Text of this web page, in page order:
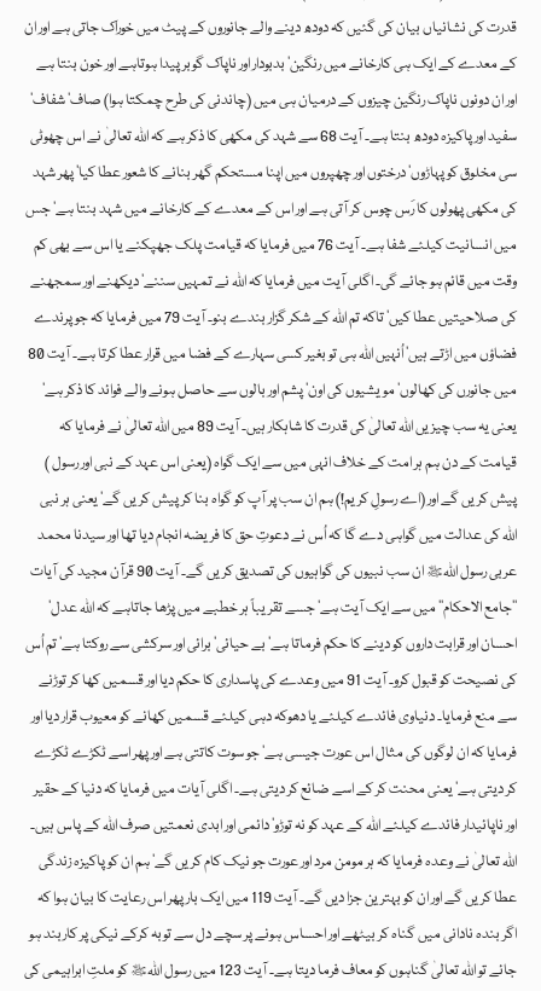
قدرت کی نشانیاں بیان کی گئیں کہ دودھ دینے والے جانوروں کے پیٹ میں خوراک جاتی ہے اور ان
کے معدے کے ایک ہی کارخانے میں رنگین‘ بدبودار اور ناپاک گوبر پیدا ہوتاہے اور خون بنتا ہے
اور ان دونوں ناپاک رنگین چیزوں کے درمیان ہی میں (چاندنی کی طرح چمکتا ہوا) صاف‘ شفاف‘
سفید اور پاکیزہ دودھ بنتا ہے۔ آیت 68 سے شہد کی مکھی کا ذکر ہے کہ اللہ تعالیٰ نے اس چھوٹی
سی مخلوق کو پہاڑوں‘ درختوں اور چھپروں میں اپنا مستحکم گھر بنانے کا شعور عطا کیا‘ پھر شہد
کی مکھی پھولوں کا رَس چوس کر آتی ہے اور اس کے معدے کے کارخانے میں شہد بنتا ہے‘ جس
میں انسانیت کیلئے شفا ہے۔ آیت 76 میں فرمایا کہ قیامت پلک جھپکنے یا اس سے بھی کم
وقت میں قائم ہو جائے گی۔ اگلی آیت میں فرمایا کہ اللہ نے تمہیں سننے‘ دیکھنے اور سمجھنے
کی صلاحیتیں عطا کیں‘ تاکہ تم اللہ کے شکر گزار بندے بنو۔ آیت 79 میں فرمایا کہ جو پرندے
فضاؤں میں اڑتے ہیں‘ اُنہیں اللہ ہی تو بغیر کسی سہارے کے فضا میں قرار عطا کرتا ہے۔ آیت 80
میں جانورں کی کھالوں‘ مویشیوں کی اون‘ پشم اور بالوں سے حاصل ہونے والے فوائد کا ذکر ہے‘
یعنی یہ سب چیزیں اللہ تعالیٰ کی قدرت کا شاہکار ہیں۔ آیت 89 میں اللہ تعالیٰ نے فرمایا کہ
قیامت کے دن ہم ہر امت کے خلاف انہی میں سے ایک گواہ (یعنی اس عہد کے نبی اور رسول )
پیش کریں گے اور (اے رسولِ کریم!) ہم ان سب پر آپ کو گواہ بنا کر پیش کریں گے‘ یعنی ہر نبی
اللہ کی عدالت میں گواہی دے گا کہ اُس نے دعوتِ حق کا فریضہ انجام دیا تھا اور سیدنا محمد
عربی رسول اللہﷺ ان سب نبیوں کی گواہیوں کی تصدیق کریں گے۔ آیت 90 قرآن مجید کی آیات
’’جامع الاحکام‘‘ میں سے ایک آیت ہے‘ جسے تقریباً ہر خطبے میں پڑھا جاتاہے کہ اللہ عدل‘
احسان اور قرابت داروں کو دینے کا حکم فرماتا ہے‘ بے حیائی‘ برائی اور سرکشی سے روکتا ہے‘ تم اُس
کی نصیحت کو قبول کرو۔ آیت 91 میں وعدے کی پاسداری کا حکم دیا اور قسمیں کھا کر توڑنے
سے منع فرمایا۔ دنیاوی فائدے کیلئے یا دھوکہ دہی کیلئے قسمیں کھانے کو معیوب قرار دیا اور
فرمایا کہ ان لوگوں کی مثال اس عورت جیسی ہے‘ جو سوت کاتتی ہے اور پھر اسے ٹکڑے ٹکڑے
کر دیتی ہے‘ یعنی محنت کر کے اسے ضائع کر دیتی ہے۔ اگلی آیات میں فرمایا کہ دنیا کے حقیر
اور ناپائیدار فائدے کیلئے اللہ کے عہد کو نہ توڑو‘ دائمی اور ابدی نعمتیں صرف اللہ کے پاس ہیں۔
اللہ تعالیٰ نے وعدہ فرمایا کہ ہر مومن مرد اور عورت جو نیک کام کریں گے‘ ہم ان کو پاکیزہ زندگی
عطا کریں گے اور ان کو بہترین جزا دیں گے۔ آیت 119 میں ایک بار پھر اس رعایت کا بیان ہوا کہ
اگر بندہ نادانی میں گناہ کر بیٹھے اور احساس ہونے پر سچے دل سے توبہ کرکے نیکی پر کاربند ہو
جائے تو اللہ تعالیٰ گناہوں کو معاف فرما دیتا ہے۔ آیت 123 میں رسول اللہﷺ کو ملتِ ابراہیمی کی